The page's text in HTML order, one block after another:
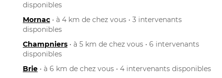
disponibles
Mornac • à 4 km de chez vous • 3 intervenants
disponibles
Champniers • à 5 km de chez vous • 6 intervenants
disponibles
Brie • à 6 km de chez vous • 4 intervenants disponibles